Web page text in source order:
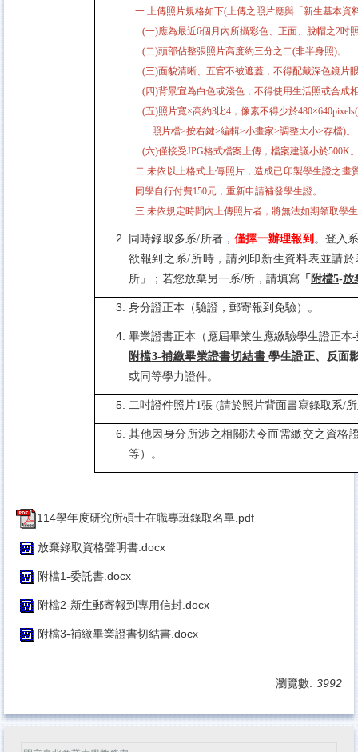
一.上傳照片規格如下(上傳之照片應與「新生基本資
(一)應為最近6個月內所攝彩色、正面、脫帽之2吋
(二)頭部佔整張照片高度約三分之二(非半身照)。
(三)面貌清晰、五官不被遮蓋，不得配戴深色鏡片
(四)背景宜為白色或淺色，不得使用生活照或合成
(五)照片寬×高約3比4，像素不得少於
照片檔>按右鍵>編輯>小畫家>調整大小>存檔)。
(六)僅接受JPG格式檔案上傳，檔案建議小於500K
二.未依以上格式上傳照片，造成已印製學生證之畫
同學自行付費150元，重新申請補發學生證。
三.未依規定時間內上傳照片者，將無法如期領取學
同時錄取多系/所者，僅擇一辦理報到 。登入
欲報到之系/所時，請列印新生資料表並請
所」；若您放棄另一系/所，請填寫 「 附檔5-放
身分證正本（驗證，郵寄報到免驗）。
畢業證書正本（應屆畢業生應繳驗學生證正本-
附檔3-補繳畢業證書切結書 學生證正、反面
或同等學力證件。
二吋證件照片1張 (請於照片背面書寫錄取系/
其他因身分所涉之相關法令而需繳交之資格
等）。
114學年度研究所碩士在職專班錄取名單.pdf
放棄錄取資格聲明書.docx
附檔1-委託書.docx
附檔2-新生郵寄報到專用信封.docx
附檔3-補繳畢業證書切結書.docx
瀏覽數: 3992